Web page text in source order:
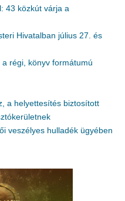
43 közkút várja a
Hivatalban július 27. és
régi, könyv formátumú
a helyettesítés biztosított
veszélyes hulladék ügyében